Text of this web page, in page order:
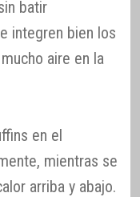
batir
integren bien los
aire en la
en el
mientras se
arriba y abajo.